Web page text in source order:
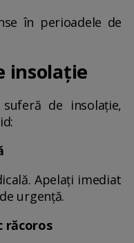
în perioadele de
insolație
de insolație,
Apelați imediat
urgență.
răcoros